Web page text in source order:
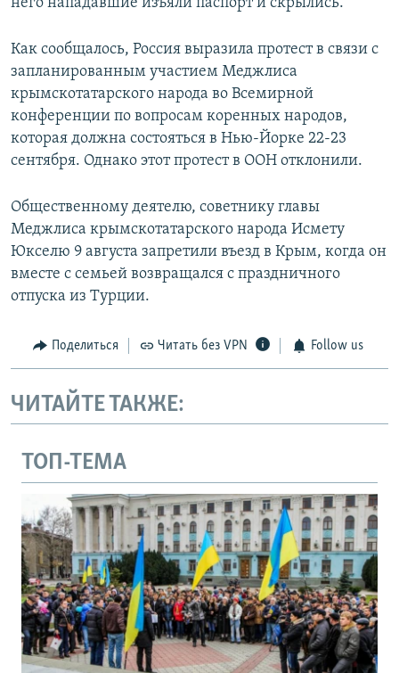
него нападавшие изъяли паспорт и скрылись.
Как сообщалось, Россия выразила протест в связи с
запланированным участием Меджлиса
крымскотатарского народа во Всемирной
конференции по вопросам коренных народов,
которая должна состояться в Нью-Йорке 22-23
сентября. Однако этот протест в ООН отклонили.
Общественному деятелю, советнику главы
Меджлиса крымскотатарского народа Исмету
Юкселю 9 августа запретили въезд в Крым, когда он
вместе с семьей возвращался с праздничного
отпуска из Турции.
Поделиться Читать без VPN Follow us
ЧИТАЙТЕ ТАКЖЕ:
ТОП-ТЕМА